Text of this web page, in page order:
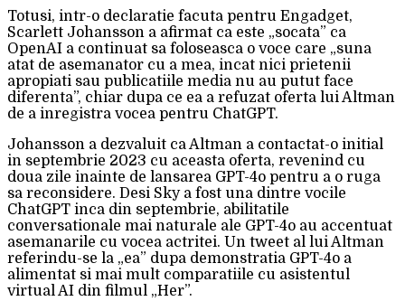
Totusi, intr-o declaratie facuta pentru Engadget,
Scarlett Johansson a afirmat ca este „socata” ca
OpenAI a continuat sa foloseasca o voce care „suna
atat de asemanator cu a mea, incat nici prietenii
apropiati sau publicatiile media nu au putut face
diferenta”, chiar dupa ce ea a refuzat oferta lui Altman
de a inregistra vocea pentru ChatGPT.
Johansson a dezvaluit ca Altman a contactat-o initial
in septembrie 2023 cu aceasta oferta, revenind cu
doua zile inainte de lansarea GPT-4o pentru a o ruga
sa reconsidere. Desi Sky a fost una dintre vocile
ChatGPT inca din septembrie, abilitatile
conversationale mai naturale ale GPT-4o au accentuat
asemanarile cu vocea actritei. Un tweet al lui Altman
referindu-se la „ea” dupa demonstratia GPT-4o a
alimentat si mai mult comparatiile cu asistentul
virtual AI din filmul „Her”.